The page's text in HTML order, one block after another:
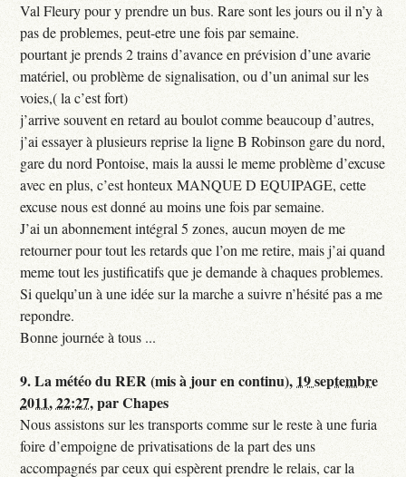
Val Fleury pour y prendre un bus. Rare sont les jours ou il n’y à
pas de problemes, peut-etre une fois par semaine.
pourtant je prends 2 trains d’avance en prévision d’une avarie
matériel, ou problème de signalisation, ou d’un animal sur les
voies,( la c’est fort)
j’arrive souvent en retard au boulot comme beaucoup d’autres,
j’ai essayer à plusieurs reprise la ligne B Robinson gare du nord,
gare du nord Pontoise, mais la aussi le meme problème d’excuse
avec en plus, c’est honteux MANQUE D EQUIPAGE, cette
excuse nous est donné au moins une fois par semaine.
J’ai un abonnement intégral 5 zones, aucun moyen de me
retourner pour tout les retards que l’on me retire, mais j’ai quand
meme tout les justificatifs que je demande à chaques problemes.
Si quelqu’un à une idée sur la marche a suivre n’hésité pas a me
repondre.
Bonne journée à tous ...
9.La météo du RER (mis à jour en continu), 19 septembre
2011, 22:27,parChapes
Nous assistons sur les transports comme sur le reste à une furia
foire d’empoigne de privatisations de la part des uns
accompagnés par ceux qui espèrent prendre le relais, car la